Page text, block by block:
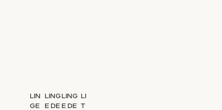
LIN
GE
LING
E DE
LING
E DE
LI
T